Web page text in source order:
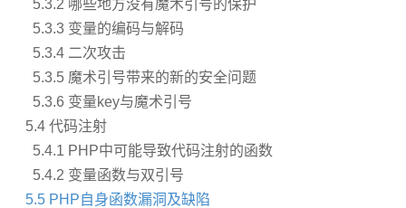
5.3.2 哪些地方没有魔术引号的保护
5.3.3 变量的编码与解码
5.3.4 二次攻击
5.3.5 魔术引号带来的新的安全问题
5.3.6 变量key与魔术引号
5.4 代码注射
5.4.1 PHP中可能导致代码注射的函数
5.4.2 变量函数与双引号
5.5 PHP自身函数漏洞及缺陷